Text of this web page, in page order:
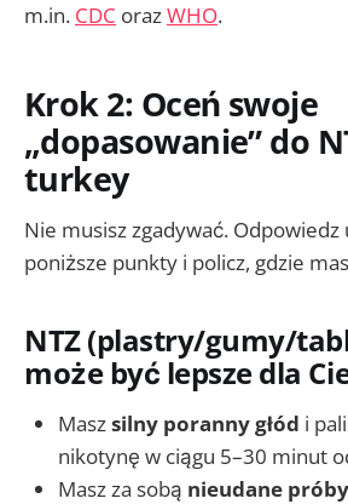
m.in. CDC orazWHO.
Krok 2: Oceń swoje
„dopasowanie” do
turkey
Nie musisz zgadywać. Odpowiedz
poniższe punkty i policz, gdzie
NTZ (plastry/gumy/
może być lepsze dla
Maszsilny poranny głód i
nikotynę w ciągu 5–30 minut
Masz za sobą nieudane